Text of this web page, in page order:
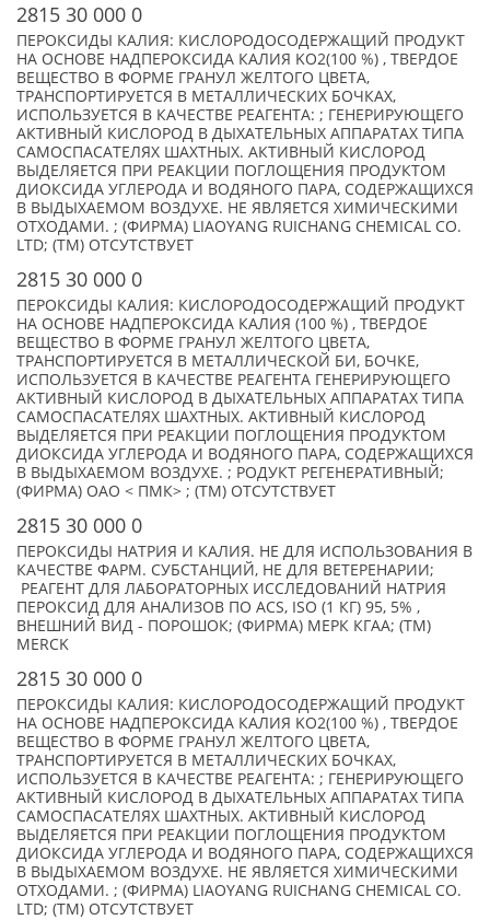
2815 30 000 0
ПЕРОКСИДЫ КАЛИЯ: КИСЛОРОДОСОДЕРЖАЩИЙ ПРОДУКТ
НА ОСНОВЕ НАДПЕРОКСИДА КАЛИЯ KO2(100 %) , ТВЕРДОЕ
ВЕЩЕСТВО В ФОРМЕ ГРАНУЛ ЖЕЛТОГО ЦВЕТА,
ТРАНСПОРТИРУЕТСЯ В МЕТАЛЛИЧЕСКИХ БОЧКАХ,
ИСПОЛЬЗУЕТСЯ В КАЧЕСТВЕ РЕАГЕНТА: ; ГЕНЕРИРУЮЩЕГО
АКТИВНЫЙ КИСЛОРОД В ДЫХАТЕЛЬНЫХ АППАРАТАХ ТИПА
САМОСПАСАТЕЛЯХ ШАХТНЫХ. АКТИВНЫЙ КИСЛОРОД
ВЫДЕЛЯЕТСЯ ПРИ РЕАКЦИИ ПОГЛОЩЕНИЯ ПРОДУКТОМ
ДИОКСИДА УГЛЕРОДА И ВОДЯНОГО ПАРА, СОДЕРЖАЩИХСЯ
В ВЫДЫХАЕМОМ ВОЗДУХЕ. НЕ ЯВЛЯЕТСЯ ХИМИЧЕСКИМИ
ОТХОДАМИ. ; (ФИРМА) LIAOYANG RUICHANG CHEMICAL CO.
LTD; (TM) ОТСУТСТВУЕТ
2815 30 000 0
ПЕРОКСИДЫ КАЛИЯ: КИСЛОРОДОСОДЕРЖАЩИЙ ПРОДУКТ
НА ОСНОВЕ НАДПЕРОКСИДА КАЛИЯ (100 %) , ТВЕРДОЕ
ВЕЩЕСТВО В ФОРМЕ ГРАНУЛ ЖЕЛТОГО ЦВЕТА,
ТРАНСПОРТИРУЕТСЯ В МЕТАЛЛИЧЕСКОЙ БИ, БОЧКЕ,
ИСПОЛЬЗУЕТСЯ В КАЧЕСТВЕ РЕАГЕНТА ГЕНЕРИРУЮЩЕГО
АКТИВНЫЙ КИСЛОРОД В ДЫХАТЕЛЬНЫХ АППАРАТАХ ТИПА
САМОСПАСАТЕЛЯХ ШАХТНЫХ. АКТИВНЫЙ КИСЛОРОД
ВЫДЕЛЯЕТСЯ ПРИ РЕАКЦИИ ПОГЛОЩЕНИЯ ПРОДУКТОМ
ДИОКСИДА УГЛЕРОДА И ВОДЯНОГО ПАРА, СОДЕРЖАЩИХСЯ
В ВЫДЫХАЕМОМ ВОЗДУХЕ. ; РОДУКТ РЕГЕНЕРАТИВНЫЙ;
(ФИРМА) ОАО < ПМК> ; (TM) ОТСУТСТВУЕТ
2815 30 000 0
ПЕРОКСИДЫ НАТРИЯ И КАЛИЯ. НЕ ДЛЯ ИСПОЛЬЗОВАНИЯ В
КАЧЕСТВЕ ФАРМ. СУБСТАНЦИЙ, НЕ ДЛЯ ВЕТЕРЕНАРИИ;
РЕАГЕНТ ДЛЯ ЛАБОРАТОРНЫХ ИССЛЕДОВАНИЙ НАТРИЯ
ПЕРОКСИД ДЛЯ АНАЛИЗОВ ПО ACS, ISO (1 КГ) 95, 5% ,
ВНЕШНИЙ ВИД - ПОРОШОК; (ФИРМА) МЕРК КГАА; (TM)
MERCK
2815 30 000 0
ПЕРОКСИДЫ КАЛИЯ: КИСЛОРОДОСОДЕРЖАЩИЙ ПРОДУКТ
НА ОСНОВЕ НАДПЕРОКСИДА КАЛИЯ KO2(100 %) , ТВЕРДОЕ
ВЕЩЕСТВО В ФОРМЕ ГРАНУЛ ЖЕЛТОГО ЦВЕТА,
ТРАНСПОРТИРУЕТСЯ В МЕТАЛЛИЧЕСКИХ БОЧКАХ,
ИСПОЛЬЗУЕТСЯ В КАЧЕСТВЕ РЕАГЕНТА: ; ГЕНЕРИРУЮЩЕГО
АКТИВНЫЙ КИСЛОРОД В ДЫХАТЕЛЬНЫХ АППАРАТАХ ТИПА
САМОСПАСАТЕЛЯХ ШАХТНЫХ. АКТИВНЫЙ КИСЛОРОД
ВЫДЕЛЯЕТСЯ ПРИ РЕАКЦИИ ПОГЛОЩЕНИЯ ПРОДУКТОМ
ДИОКСИДА УГЛЕРОДА И ВОДЯНОГО ПАРА, СОДЕРЖАЩИХСЯ
В ВЫДЫХАЕМОМ ВОЗДУХЕ. НЕ ЯВЛЯЕТСЯ ХИМИЧЕСКИМИ
ОТХОДАМИ. ; (ФИРМА) LIAOYANG RUICHANG CHEMICAL CO.
LTD; (TM) ОТСУТСТВУЕТ